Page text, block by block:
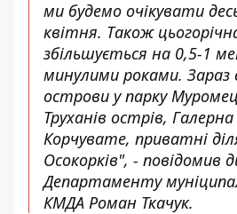
ми будемо очікувати
квітня. Також
збільшується на 0,5-1
минулими роками. Зараз
острови у парку
Труханів острів,
Корчувате, приватні
Осокорків", - повідомив
Департаменту
КМДА Роман Ткачук.